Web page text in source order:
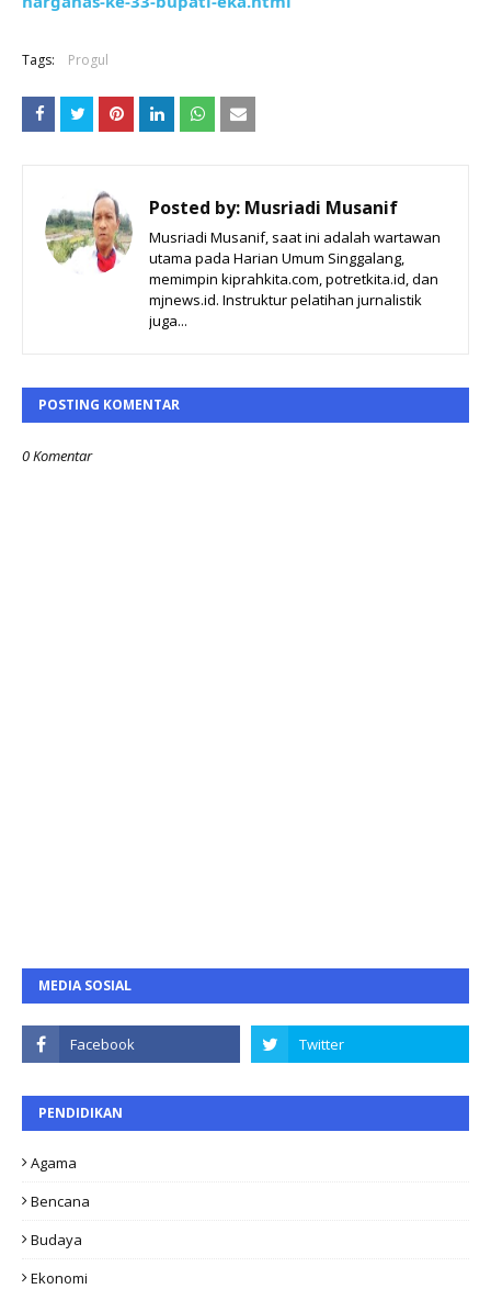
Tags: Progul
Posted by: Musriadi Musanif
Musriadi Musanif, saat ini adalah wartawan
utama pada Harian Umum Singgalang,
memimpin kiprahkita.com, potretkita.id, dan
mjnews.id. Instruktur pelatihan jurnalistik
juga...
POSTING KOMENTAR
0 Komentar
MEDIA SOSIAL
PENDIDIKAN
Agama
Bencana
Budaya
Ekonomi